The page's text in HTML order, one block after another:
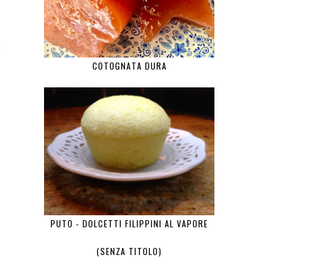
COTOGNATA DURA
PUTO - DOLCETTI FILIPPINI AL VAPORE
(SENZA TITOLO)